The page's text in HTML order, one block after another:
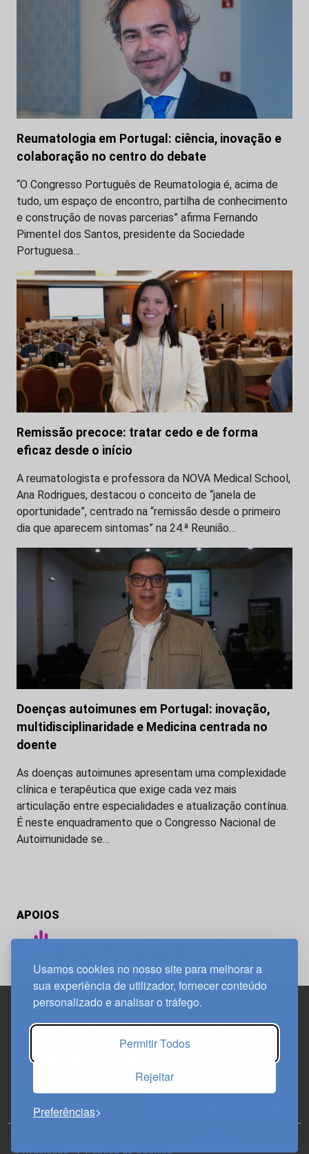
Usamos cookies no nosso site para melhorar a
sua experiência de utilizador, fornecer conteúdo
personalizado e analisar o tráfego.
Permitir Todos
Rejeitar
Preferências
Reumatologia em Portugal: ciência, inovação e
colaboração no centro do debate
“O Congresso Português de Reumatologia é, acima de
tudo, um espaço de encontro, partilha de conhecimento
e construção de novas parcerias” afirma Fernando
Pimentel dos Santos, presidente da Sociedade
Portuguesa…
Remissão precoce: tratar cedo e de forma
eficaz desde o início
A reumatologista e professora da NOVA Medical School,
Ana Rodrigues, destacou o conceito de “janela de
oportunidade”, centrado na “remissão desde o primeiro
dia que aparecem sintomas” na 24.ª Reunião…
Doenças autoimunes em Portugal: inovação,
multidisciplinaridade e Medicina centrada no
doente
As doenças autoimunes apresentam uma complexidade
clínica e terapêutica que exige cada vez mais
articulação entre especialidades e atualização contínua.
É neste enquadramento que o Congresso Nacional de
Autoimunidade se…
APOIOS
Edif. Lisboa Oriente | Av. Infante D. Henrique, n.º 333H, esc.
1800-282 Lisboa | Portugal
Privacidade
Política de Cookies